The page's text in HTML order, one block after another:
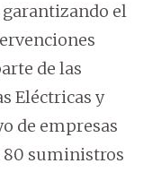
garantizando el
de las
Eléctricas y
de empresas
80 suministros